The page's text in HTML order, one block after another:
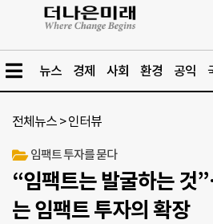
뉴스 경제 사회 환경 공익
전체뉴스 >인터뷰
임팩트 투자를 묻다
“임팩트는 발굴하는 것
는 임팩트 투자의 확장